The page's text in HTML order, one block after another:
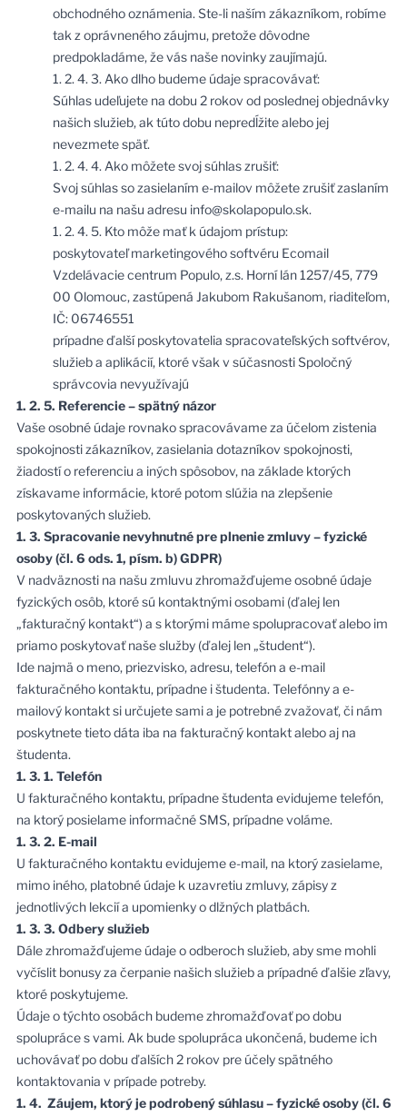
obchodného oznámenia. Ste-li naším zákazníkom, robíme
tak z oprávneného záujmu, pretože dôvodne
predpokladáme, že vás naše novinky zaujímajú.
1. 2. 4. 3. Ako dlho budeme údaje spracovávať:
Súhlas udeľujete na dobu 2 rokov od poslednej objednávky
našich služieb, ak túto dobu nepredĺžite alebo jej
nevezmete späť.
1. 2. 4. 4. Ako môžete svoj súhlas zrušiť:
Svoj súhlas so zasielaním e-mailov môžete zrušiť zaslaním
e-mailu na našu adresu info@skolapopulo.sk.
1. 2. 4. 5. Kto môže mať k údajom prístup:
poskytovateľ marketingového softvéru Ecomail
Vzdelávacie centrum Populo, z.s. Horní lán 1257/45, 779
00 Olomouc, zastúpená Jakubom Rakušanom, riaditeľom,
IČ: 06746551
prípadne ďalší poskytovatelia spracovateľských softvérov,
služieb a aplikácií, ktoré však v súčasnosti Spoločný
správcovia nevyužívajú
1. 2. 5. Referencie – spätný názor
Vaše osobné údaje rovnako spracovávame za účelom zistenia
spokojnosti zákazníkov, zasielania dotazníkov spokojnosti,
žiadostí o referenciu a iných spôsobov, na základe ktorých
získavame informácie, ktoré potom slúžia na zlepšenie
poskytovaných služieb.
1. 3. Spracovanie nevyhnutné pre plnenie zmluvy – fyzické
osoby (čl. 6 ods. 1, písm. b) GDPR)
V nadväznosti na našu zmluvu zhromažďujeme osobné údaje
fyzických osôb, ktoré sú kontaktnými osobami (ďalej len
„fakturačný kontakt“) a s ktorými máme spolupracovať alebo im
priamo poskytovať naše služby (ďalej len „študent“).
Ide najmä o meno, priezvisko, adresu, telefón a e-mail
fakturačného kontaktu, prípadne i študenta. Telefónny a e-
mailový kontakt si určujete sami a je potrebné zvažovať, či nám
poskytnete tieto dáta iba na fakturačný kontakt alebo aj na
študenta.
1. 3. 1. Telefón
U fakturačného kontaktu, prípadne študenta evidujeme telefón,
na ktorý posielame informačné SMS, prípadne voláme.
1. 3. 2. E-mail
U fakturačného kontaktu evidujeme e-mail, na ktorý zasielame,
mimo iného, platobné údaje k uzavretiu zmluvy, zápisy z
jednotlivých lekcií a upomienky o dlžných platbách.
1. 3. 3. Odbery služieb
Dále zhromažďujeme údaje o odberoch služieb, aby sme mohli
vyčíslit bonusy za čerpanie našich služieb a prípadné ďalšie zľavy,
ktoré poskytujeme.
Údaje o týchto osobách budeme zhromažďovať po dobu
spolupráce s vami. Ak bude spolupráca ukončená, budeme ich
uchovávať po dobu ďalších 2 rokov pre účely spätného
kontaktovania v prípade potreby.
1. 4. Záujem, ktorý je podrobený súhlasu – fyzické osoby (čl. 6